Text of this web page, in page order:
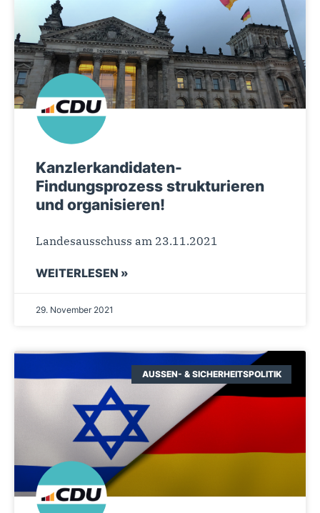
Kanzlerkandidaten-
Findungsprozess strukturieren
und organisieren!
Landesausschuss am 23.11.2021
WEITERLESEN »
29. November 2021
AUSSEN- & SICHERHEITSPOLITIK